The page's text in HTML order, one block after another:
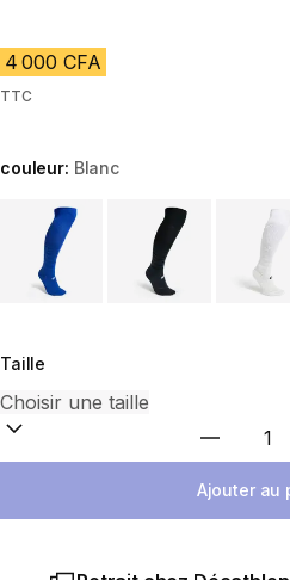
4 000 CFA
TTC
couleur: Blanc
Choose a variant
Taille
Ajouter au